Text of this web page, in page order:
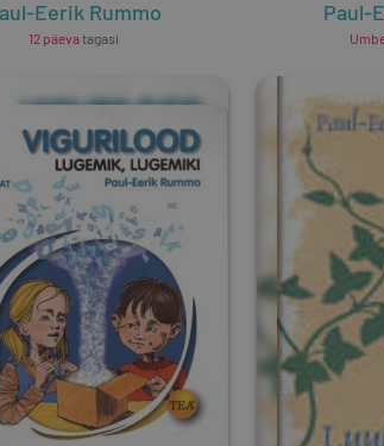
Eerik Rummo
12 päevatagasi
Paul-